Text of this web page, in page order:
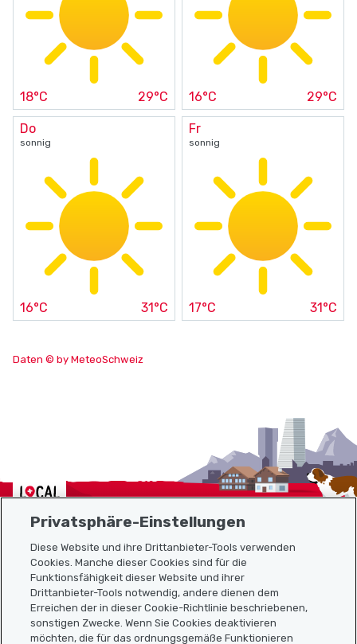
18°C 29°C 16°C 29°C
Do
sonnig
16°C 31°C
Fr
sonnig
17°C 31°C
Daten © by MeteoSchweiz
Localcities
Sitemap
Nützliche Links
Privatsphäre-Einstellungen
Diese Website und ihre Drittanbieter-Tools verwenden
Cookies. Manche dieser Cookies sind für die
Funktionsfähigkeit dieser Website und ihrer
Drittanbieter-Tools notwendig, andere dienen dem
Erreichen der in dieser Cookie-Richtlinie beschriebenen,
sonstigen Zwecke. Wenn Sie Cookies deaktivieren
möchten, die für das ordnungsgemäße Funktionieren